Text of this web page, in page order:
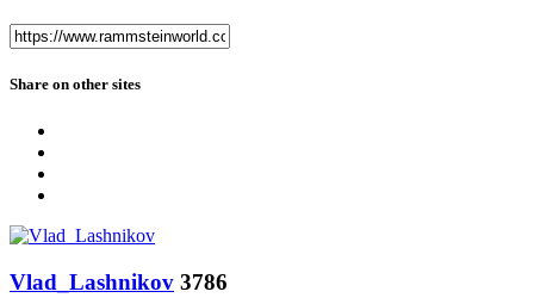
Share on other sites
Vlad_Lashnikov 3786